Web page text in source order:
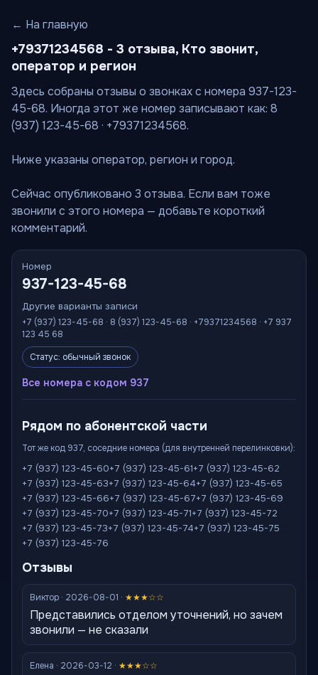
← На главную
+79371234568 - 3 отзыва, Кто звонит,
оператор и регион
Здесь собраны отзывы о звонках с номера 937-123-
45-68. Иногда этот же номер записывают как: 8
(937) 123-45-68 · +79371234568.
Ниже указаны оператор, регион и город.
Сейчас опубликовано 3 отзыва. Если вам тоже
звонили с этого номера — добавьте короткий
комментарий.
Номер
937-123-45-68
Другие варианты записи
+7 (937) 123-45-68 · 8 (937) 123-45-68 · +79371234568 · +7 937
123 45 68
Статус: обычный звонок
Все номера с кодом 937
Рядом по абонентской части
Тот же код 937, соседние номера (для внутренней перелинковки):
+7 (937) 123-45-60+7 (937) 123-45-61+7 (937) 123-45-62
+7 (937) 123-45-63+7 (937) 123-45-64+7 (937) 123-45-65
+7 (937) 123-45-66+7 (937) 123-45-67+7 (937) 123-45-69
+7 (937) 123-45-70+7 (937) 123-45-71+7 (937) 123-45-72
+7 (937) 123-45-73+7 (937) 123-45-74+7 (937) 123-45-75
+7 (937) 123-45-76
Отзывы
Виктор · 2026-08-01 · ★★★☆☆
Представились отделом уточнений, но зачем
звонили — не сказали
Елена · 2026-03-12 · ★★★☆☆